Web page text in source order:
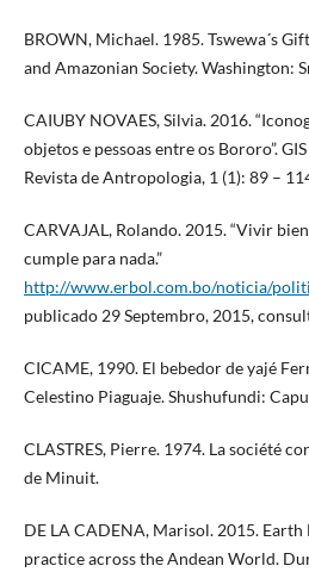
BROWN, Michael. 1985. Tswewa´s
and Amazonian Society. Washington:
CAIUBY NOVAES, Silvia. 2016.
objetos e pessoas entre os Bororo”.
Revista de Antropologia, 1 (1): 89 –
CARVAJAL, Rolando. 2015. “Vivir
cumple para nada.”
http://www.erbol.com.bo/noticia/
publicado 29 Septembro, 2015,
CICAME, 1990. El bebedor de yajé
Celestino Piaguaje. Shushufundi:
CLASTRES, Pierre. 1974. La société
de Minuit.
DE LA CADENA, Marisol. 2015. Earth
practice across the Andean World.